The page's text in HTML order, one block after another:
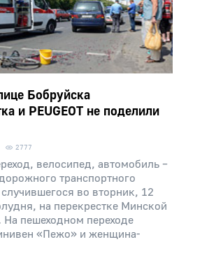
Бобруйска
и PEUGEOT не поделили
2777
велосипед, автомобиль –
транспортного
во вторник, 12
на перекрестке Минской
На пешеходном переходе
«Пежо» и женщина-